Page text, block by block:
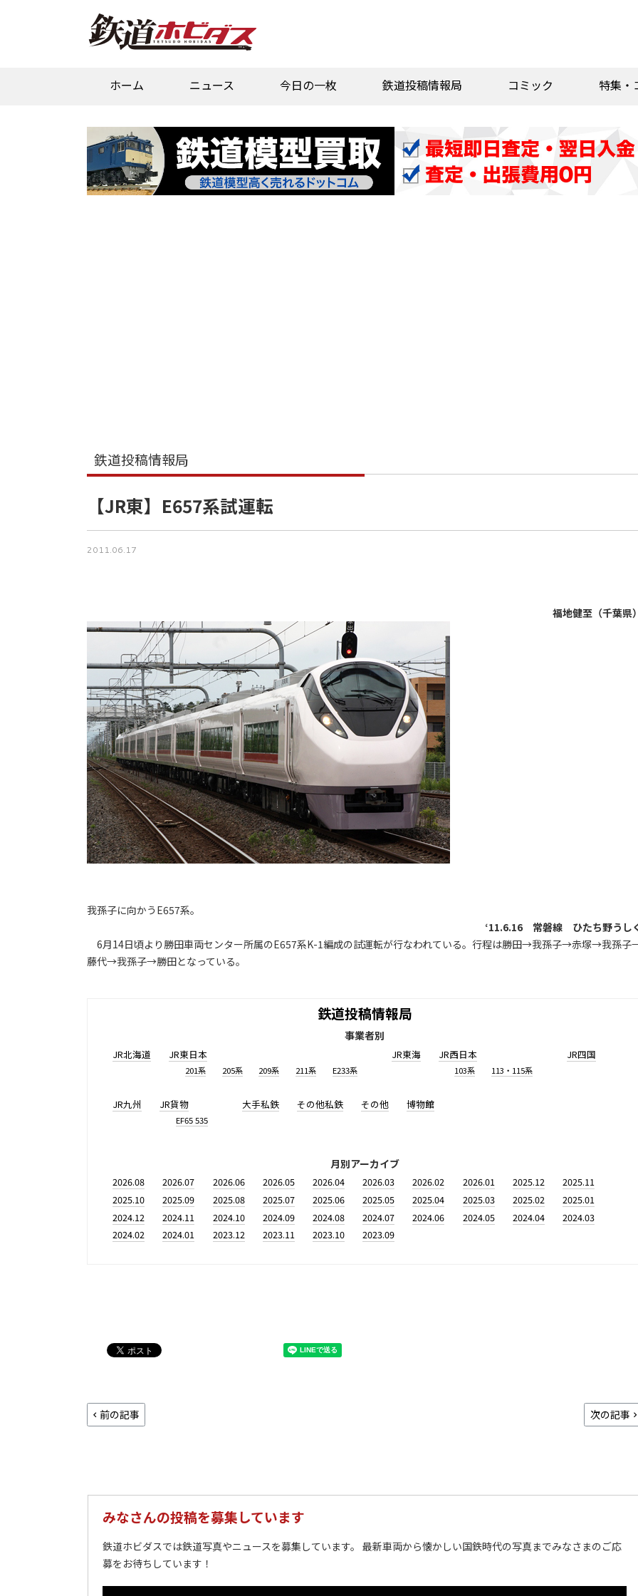
ホーム ニュース 今日の一枚 鉄道投稿情報局 コミック 特集・
鉄道投稿情報局
【JR東】E657系試運転
2011.06.17
福地健至（千葉県
我孫子に向かうE657系。
‘11.6.16 常磐線 ひたち野うし
6月14日頃より勝田車両センター所属のE657系K-1編成の試運転が行なわれている。行程は勝田→我孫子→赤塚→我孫
藤代→我孫子→勝田となっている。
鉄道投稿情報局
事業者別
JR北海道 JR東日本
201系 205系 209系 211系 E233系
JR東海 JR西日本
103系 113・115系
JR四国
JR九州 JR貨物
EF65 535
大手私鉄 その他私鉄 その他 博物館
月別アーカイブ
2026.08 2026.07 2026.06 2026.05 2026.04 2026.03 2026.02 2026.01 2025.12
2025.11
2025.10
2025.09 2025.08 2025.07 2025.06 2025.05 2025.04 2025.03 2025.02
2025.01
2024.12
2024.11 2024.10 2024.09 2024.08 2024.07 2024.06 2024.05 2024.04
2024.03
2024.02
2024.01 2023.12 2023.11 2023.10 2023.09
前の記事 次の記事
みなさんの投稿を募集しています
鉄道ホビダスでは鉄道写真やニュースを募集しています。 最新車両から懐かしい国鉄時代の写真までみなさまのご応
募をお待ちしています！